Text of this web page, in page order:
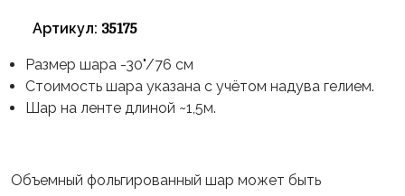
Артикул: 35175
Размер шара -30"/76 см
Стоимость шара указана с учётом надува гелием.
Шар на ленте длиной ~1,5м.
Объемный фольгированный шар может быть
Латексные
с
рисунком
Родился
День
Рождения
День
Синий
Трактор
Миньоны
Баг
Контакты
+7(910)888-